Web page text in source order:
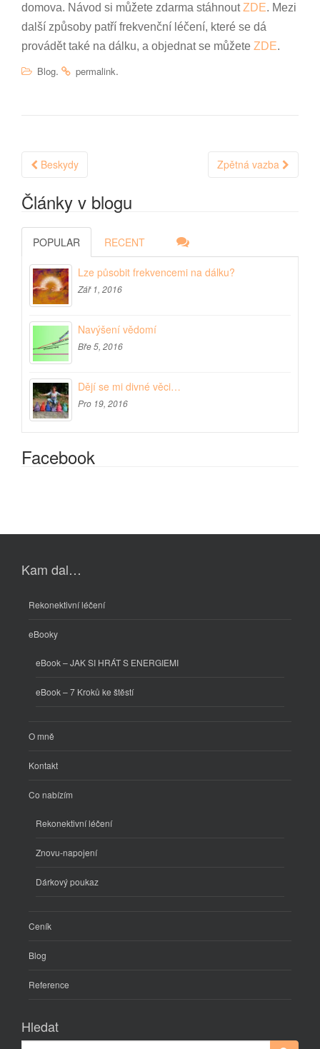
domova. Návod si můžete zdarma stáhnoutZDE. Mezi
další způsoby patří frekvenční léčení, které se dá
provádět také na dálku, a objednat se můžete ZDE.
Blog. permalink.
Post
Beskydy Zpětná vazba
Články v blogu
POPULAR RECENT
Lze působit frekvencemi na dálku?
Zář 1, 2016
Navýšení vědomí
Bře 5, 2016
Dějí se mi divné věci…
Pro 19, 2016
Facebook
Kam dal…
Rekonektivní léčení
eBooky
eBook – JAK SI HRÁT S ENERGIEMI
eBook – 7 Kroků ke štěstí
O mně
Kontakt
Co nabízím
Rekonektivní léčení
Znovu-napojení
Dárkový poukaz
Ceník
Blog
Reference
Hledat